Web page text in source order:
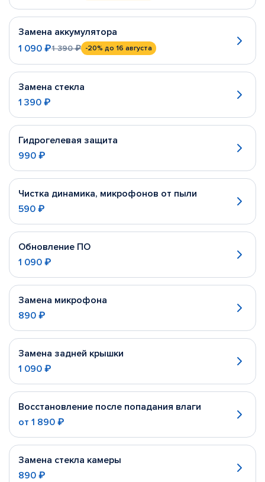
Замена аккумулятора
1 090 ₽1 390 ₽ -20% до 16 августа
Замена стекла
1 390 ₽
Гидрогелевая защита
990 ₽
Чистка динамика, микрофонов от пыли
590 ₽
Обновление ПО
1 090 ₽
Замена микрофона
890 ₽
Замена задней крышки
1 090 ₽
Восстановление после попадания влаги
от 1 890 ₽
Замена стекла камеры
890 ₽